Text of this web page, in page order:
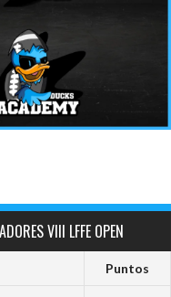
VIII LFFE OPEN
Puntos